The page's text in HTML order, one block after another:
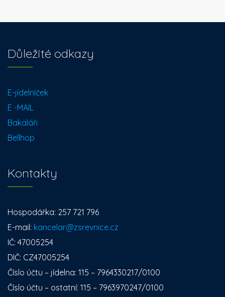
Důležité odkazy
E-jídelníček
E -MAIL
Bakaláři
Bellhop
Kontakty
Hospodářka: 257 721 796
E-mail: kancelar@zsrevnice.cz
IČ: 47005254
DIČ: CZ47005254
Číslo účtu – jídelna: 115 – 7964330217/0100
Číslo účtu – ostatní: 115 – 7963970247/0100